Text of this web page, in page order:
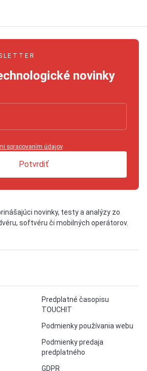
novinky
spracovaním údajov.
Potvrdiť
novinky, testy a analýzy zo
softvéru či mobilných operátorov.
Predplatné časopisu
TOUCHIT
Podmienky používania webu
Podmienky predaja
predplatného
GDPR